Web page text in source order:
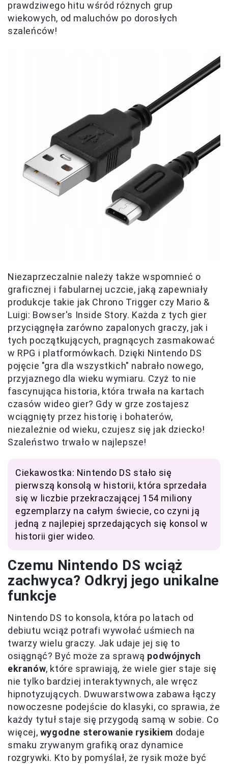
prawdziwego hitu wśród różnych grup
wiekowych, od maluchów po dorosłych
szaleńców!
Niezaprzeczalnie należy także wspomnieć o
graficznej i fabularnej uczcie, jaką zapewniały
produkcje takie jak Chrono Trigger czy Mario &
Luigi: Bowser's Inside Story. Każda z tych gier
przyciągnęła zarówno zapalonych graczy, jak i
tych początkujących, pragnących zasmakować
w RPG i platformówkach. Dzięki Nintendo DS
pojęcie "gra dla wszystkich" nabrało nowego,
przyjaznego dla wieku wymiaru. Czyż to nie
fascynująca historia, która trwała na kartach
czasów wideo gier? Gdy w grze zostajesz
wciągnięty przez historię i bohaterów,
niezależnie od wieku, czujesz się jak dziecko!
Szaleństwo trwało w najlepsze!
Ciekawostka: Nintendo DS stało się
pierwszą konsolą w historii, która sprzedała
się w liczbie przekraczającej 154 miliony
egzemplarzy na całym świecie, co czyni ją
jedną z najlepiej sprzedających się konsol w
historii gier wideo.
Czemu Nintendo DS wciąż
zachwyca? Odkryj jego unikalne
funkcje
Nintendo DS to konsola, która po latach od
debiutu wciąż potrafi wywołać uśmiech na
twarzy wielu graczy. Jak udaje jej się to
osiągnąć? Być może za sprawą podwójnych
ekranów, które sprawiają, że wiele gier staje się
nie tylko bardziej interaktywnych, ale wręcz
hipnotyzujących. Dwuwarstwowa zabawa łączy
nowoczesne podejście do klasyki, co sprawia, że
każdy tytuł staje się przygodą samą w sobie. Co
więcej, wygodne sterowanie rysikiem dodaje
smaku zrywanym grafiką oraz dynamice
rozgrywki. Kto by pomyślał, że rysik może być